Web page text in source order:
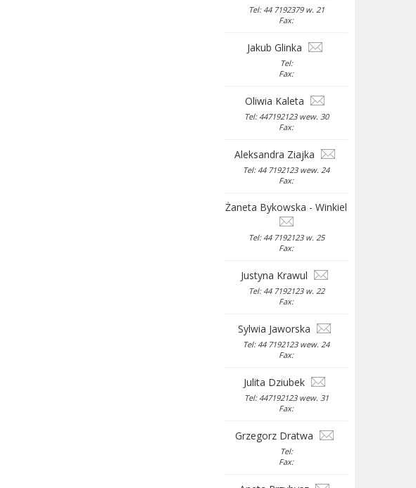
Tel: 44 7192379 w. 21
Fax:
Jakub Glinka
Tel:
Fax:
Oliwia Kaleta
Tel: 447192123 wew. 30
Fax:
Aleksandra Ziajka
Tel: 44 7192123 wew. 24
Fax:
Żaneta Bykowska - Winkiel
Tel: 44 7192123 w. 25
Fax:
Justyna Krawul
Tel: 44 7192123 w. 22
Fax:
Sylwia Jaworska
Tel: 44 7192123 wew. 24
Fax:
Julita Dziubek
Tel: 447192123 wew. 31
Fax:
Grzegorz Dratwa
Tel:
Fax: